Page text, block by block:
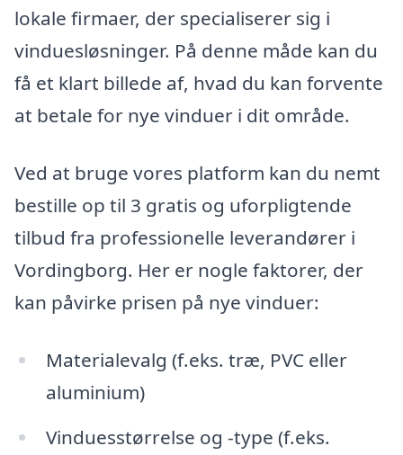
lokale firmaer, der specialiserer sig i
vinduesløsninger. På denne måde kan du
få et klart billede af, hvad du kan forvente
at betale for nye vinduer i dit område.
Ved at bruge vores platform kan du nemt
bestille op til 3 gratis og uforpligtende
tilbud fra professionelle leverandører i
Vordingborg. Her er nogle faktorer, der
kan påvirke prisen på nye vinduer:
Materialevalg (f.eks. træ, PVC eller
aluminium)
Vinduesstørrelse og -type (f.eks.